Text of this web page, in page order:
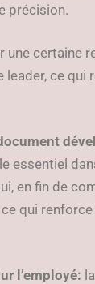
précision.
une certaine
ce
essentiel
en fin de
qui
l’employé: